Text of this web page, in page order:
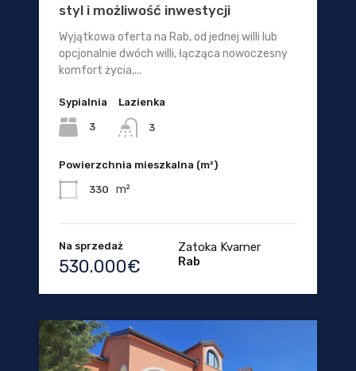
styl i możliwość inwestycji
Wyjątkowa oferta na Rab, od jednej willi lub
opcjonalnie dwóch willi, łącząca nowoczesny
komfort życia,...
Sypialnia
3
Lazienka
3
Powierzchnia mieszkalna (m²)
330 m²
Na sprzedaż
530.000€
Zatoka Kvarner
Rab